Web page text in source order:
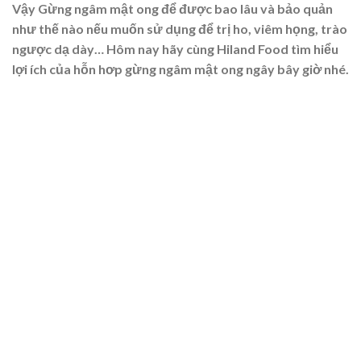
Vậy Gừng ngâm mật ong để được bao lâu và bảo quản
như thế nào nếu muốn sử dụng để trị ho, viêm họng, trào
ngược dạ dày… Hôm nay hãy cùng Hiland Food tìm hiểu
lợi ích của hỗn hơp gừng ngâm mật ong ngây bây giờ nhé.